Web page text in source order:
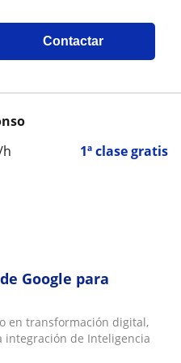
Contactar
1ª clase gratis
Google para
en transformación digital,
integración de Inteligencia